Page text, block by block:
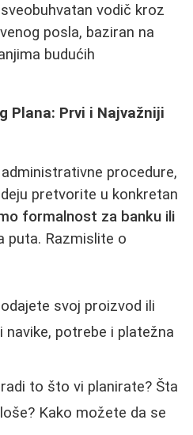
vodič kroz
posla, baziran na
budućih
Plana: Prvi i Najvažniji
procedure,
pretvorite u konkretan
formalnost za banku ili
puta. Razmislite o
svoj proizvod ili
navike, potrebe i platežna
to što vi planirate? Šta
Kako možete da se